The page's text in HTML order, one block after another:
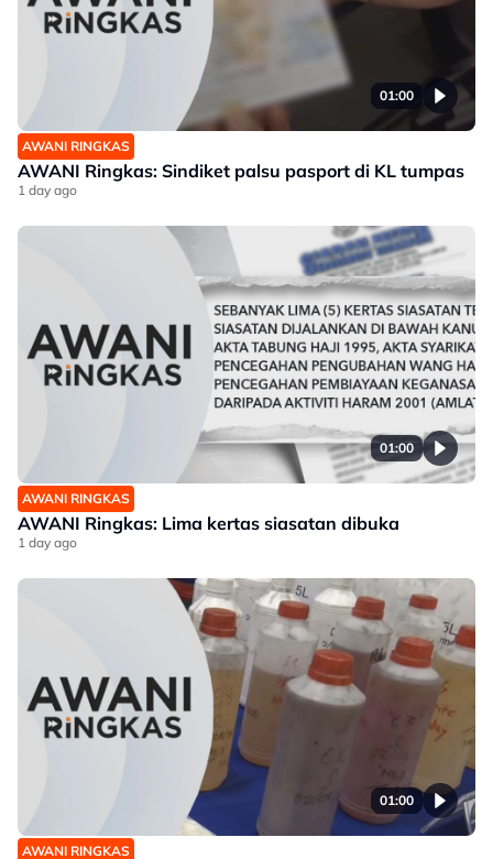
01:00
AWANI RINGKAS
AWANI Ringkas: Sindiket palsu pasport di KL tumpas
1 day ago
01:00
AWANI RINGKAS
AWANI Ringkas: Lima kertas siasatan dibuka
1 day ago
01:00
AWANI RINGKAS